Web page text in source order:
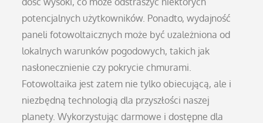
potencjalnych użytkowników. Ponadto, wydajność
paneli fotowoltaicznych może być uzależniona od
lokalnych warunków pogodowych, takich jak
nasłonecznienie czy pokrycie chmurami.
Fotowoltaika jest zatem nie tylko obiecującą, ale i
niezbędną technologią dla przyszłości naszej
planety. Wykorzystując darmowe i dostępne dla